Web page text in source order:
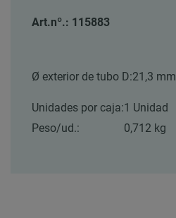
Art.nº.: 115883
Ø exterior de tubo D:21,3 mm
Unidades por caja:1 Unidad
Peso/ud.:
0,712 kg